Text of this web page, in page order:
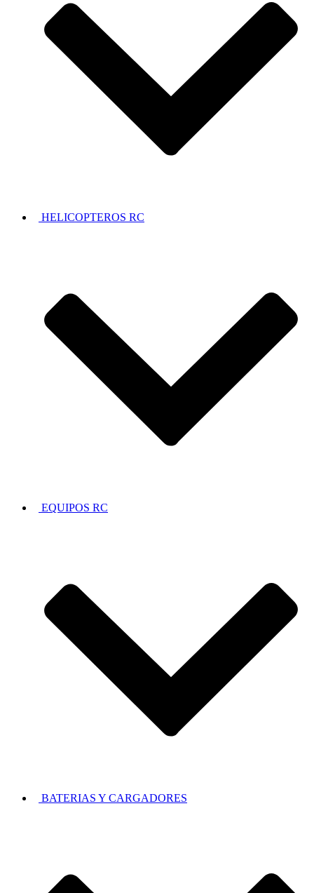
HELICOPTEROS RC
EQUIPOS RC
BATERIAS Y CARGADORES